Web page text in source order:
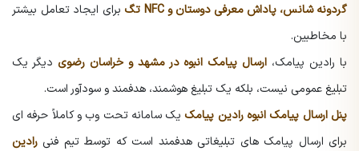
گردونه شانس، پاداش معرفی دوستان و NFC تگ
برای ایجاد تعامل بیشتر
با مخاطبین.
با رادین پیامک، ارسال پیامک انبوه در مشهد و خراسان رضوی دیگر یک
تبلیغ عمومی نیست، بلکه یک تبلیغ هوشمند، هدفمند و سودآور است.
پنل ارسال پیامک انبوه رادین پیامک یک سامانه تحت وب و کاملاً حرفه ای
برای ارسال پیامک های تبلیغاتی هدفمند است که توسط تیم فنی رادین